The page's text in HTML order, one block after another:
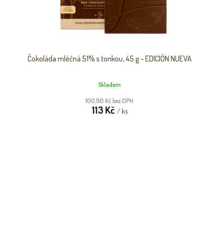
Čokoláda mléčná 51% s tonkou, 45 g - EDICIÓN NUEVA
Skladem
100,90 Kč bez DPH
113 Kč / ks